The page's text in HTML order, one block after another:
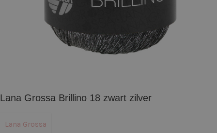
Lana Grossa Brillino 18 zwart zilver
Lana Grossa